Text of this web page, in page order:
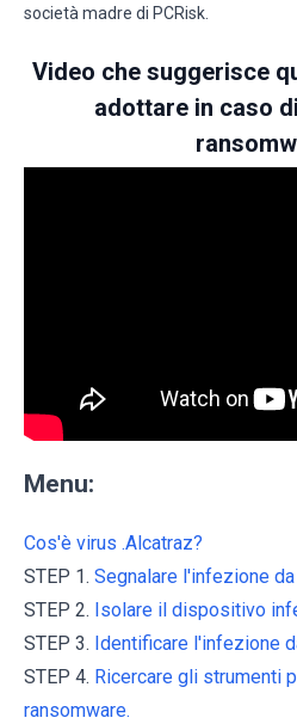
società madre di PCRisk.
Video che suggerisce
adottare in caso
Menu:
Cos'è virus .Alcatraz?
STEP 1. Segnalare l'infezione
STEP 2. Isolare il dispositivo
STEP 3. Identificare l'infezione
STEP 4. Ricercare gli strumenti
ransomware.